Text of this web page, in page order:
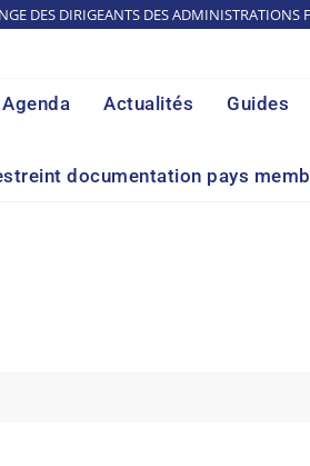
DES DIRIGEANTS DES ADMINISTRATIONS
Agenda Actualités Guides
documentation pays